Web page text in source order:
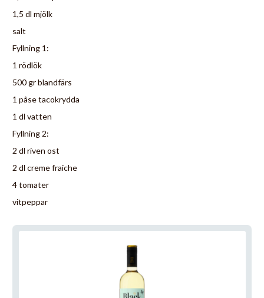
1,5 dl mjölk
salt
Fyllning 1:
1 rödlök
500 gr blandfärs
1 påse tacokrydda
1 dl vatten
Fyllning 2:
2 dl riven ost
2 dl creme fraiche
4 tomater
vitpeppar